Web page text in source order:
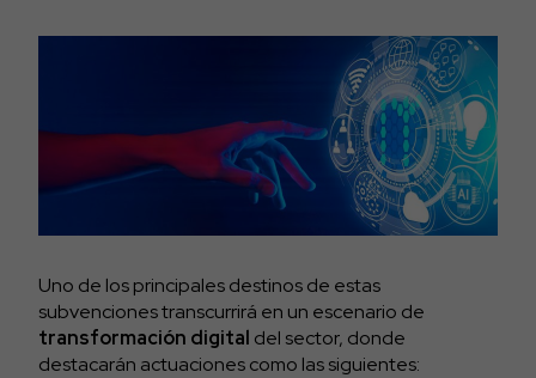
Uno de los principales destinos de estas
subvenciones transcurrirá en un escenario de
transformación digital del sector, donde
destacarán actuaciones como las siguientes: